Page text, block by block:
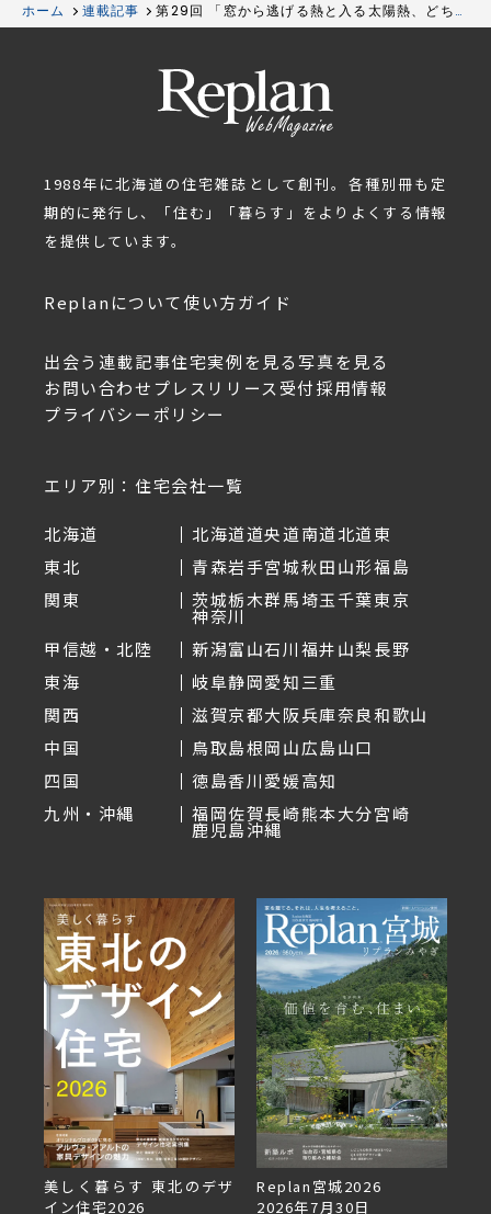
ホーム 連載記事
第29回 「窓から逃げる熱と入る太陽熱、どちら
が大きいか～窓の熱収支」
1988年に北海道の住宅雑誌として創刊。各種別冊も定
期的に発行し、「住む」「暮らす」をよりよくする情報
を提供しています。
Replanについて使い方ガイド
出会う 連載記事住宅実例を見る写真を見る
お問い合わせ プレスリリース受付採用情報
プライバシーポリシー
エリア別：住宅会社一覧
北海道 北海道道央道南道北道東
東北
青森岩手宮城秋田山形福島
関東
茨城栃木群馬埼玉千葉東京
神奈川
甲信越・北陸
新潟富山石川福井山梨長野
東海
岐阜静岡愛知三重
関西
滋賀京都大阪兵庫奈良和歌山
中国
鳥取島根岡山広島山口
四国
徳島香川愛媛高知
九州・沖縄
福岡佐賀長崎熊本大分宮崎
鹿児島沖縄
美しく暮らす 東北のデザ
イン住宅2026
Replan宮城2026
2026年7月30日